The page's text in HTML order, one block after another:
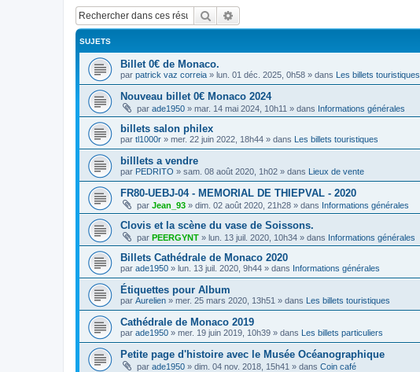
Rechercher
SUJETS
Billet 0€ de Monaco.
par patrick vaz correia » lun. 01 déc. 2025, 0h58 » dans Les billets touristiques
Nouveau billet 0€ Monaco 2024
par ade1950 » mar. 14 mai 2024, 10h11 » dans Informations générales
billets salon philex
par tl1000r » mer. 22 juin 2022, 18h44 » dans Les billets touristiques
billlets a vendre
par PEDRITO » sam. 08 août 2020, 1h02 » dans Lieux de vente
FR80-UEBJ-04 - MEMORIAL DE THIEPVAL - 2020
par Jean_93 » dim. 02 août 2020, 21h28 » dans Informations générales
Clovis et la scène du vase de Soissons.
par PEERGYNT » lun. 13 juil. 2020, 10h34 » dans Informations générales
Billets Cathédrale de Monaco 2020
par ade1950 » lun. 13 juil. 2020, 9h44 » dans Informations générales
Étiquettes pour Album
par Aurelien » mer. 25 mars 2020, 13h51 » dans Les billets touristiques
Cathédrale de Monaco 2019
par ade1950 » mer. 19 juin 2019, 10h39 » dans Les billets particuliers
Petite page d'histoire avec le Musée Océanographique
par ade1950 » dim. 04 nov. 2018, 15h41 » dans Coin café